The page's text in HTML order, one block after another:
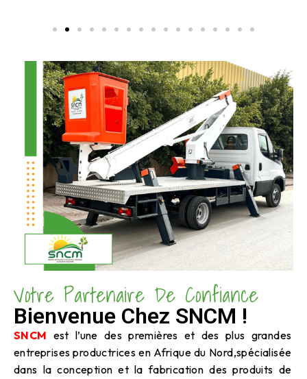
Votre Partenaire De Confiance
Bienvenue Chez SNCM !
SNCM est l’une des premières et des plus grandes
entreprises productrices en Afrique du Nord,spécialisée
dans la conception et la fabrication des produits de